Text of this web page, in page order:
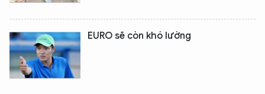
EURO sẽ còn khó lường